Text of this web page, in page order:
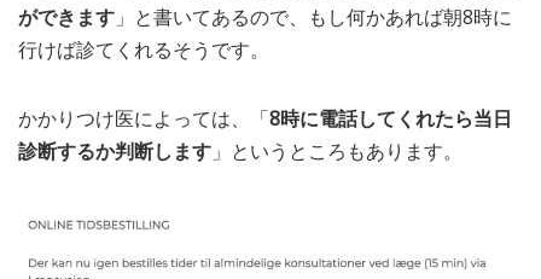
ができます 」と書いてあるので、もし何かあれば朝8時に
行けば診てくれるそうです。
かかりつけ医によっては、「8時に電話してくれたら当日
診断するか判断します 」というところもあります。